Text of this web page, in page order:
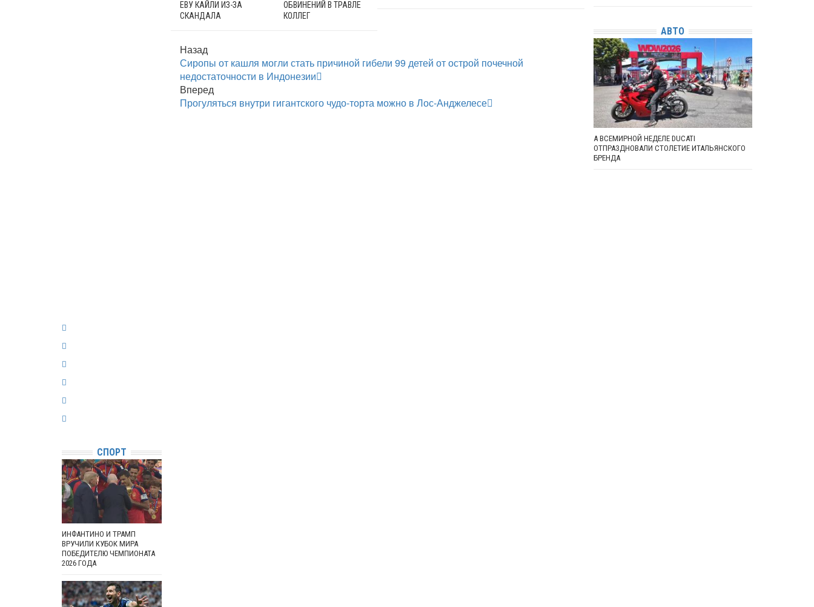
ЕВУ КАЙЛИ ИЗ-ЗА
СКАНДАЛА
ОБВИНЕНИЙ В ТРАВЛЕ
КОЛЛЕГ
Назад
Сиропы от кашля могли стать причиной гибели 99 детей от острой почечной
недостаточности в Индонезии
Вперед
Прогуляться внутри гигантского чудо-торта можно в Лос-Анджелесе
СПОРТ
ИНФАНТИНО И ТРАМП
ВРУЧИЛИ КУБОК МИРА
ПОБЕДИТЕЛЮ ЧЕМПИОНАТА
2026 ГОДА
АВТО
А ВСЕМИРНОЙ НЕДЕЛЕ DUCATI
ОТПРАЗДНОВАЛИ СТОЛЕТИЕ ИТАЛЬЯНСКОГО
БРЕНДА